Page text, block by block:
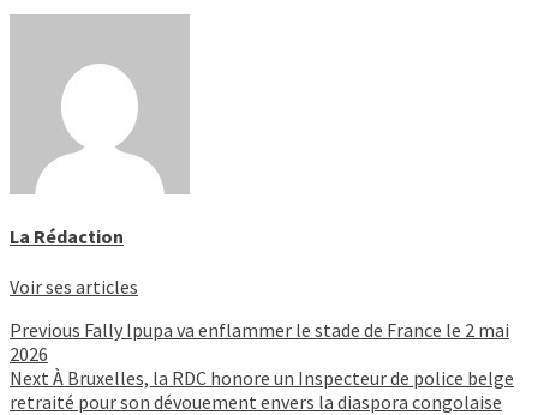
La Rédaction
Voir ses articles
Continue
Reading
Previous Fally Ipupa va enflammer le stade de France le 2 mai
2026
Next À Bruxelles, la RDC honore un Inspecteur de police belge
retraité pour son dévouement envers la diaspora congolaise